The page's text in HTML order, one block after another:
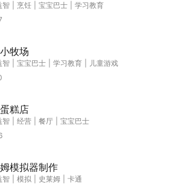
智 烹饪 宝宝巴士
学习教育
牧场
智 宝宝巴士 学习教育
儿童游戏
糕店
智 经营 餐厅
宝宝巴士
模拟器制作
智 模拟 史莱姆
卡通